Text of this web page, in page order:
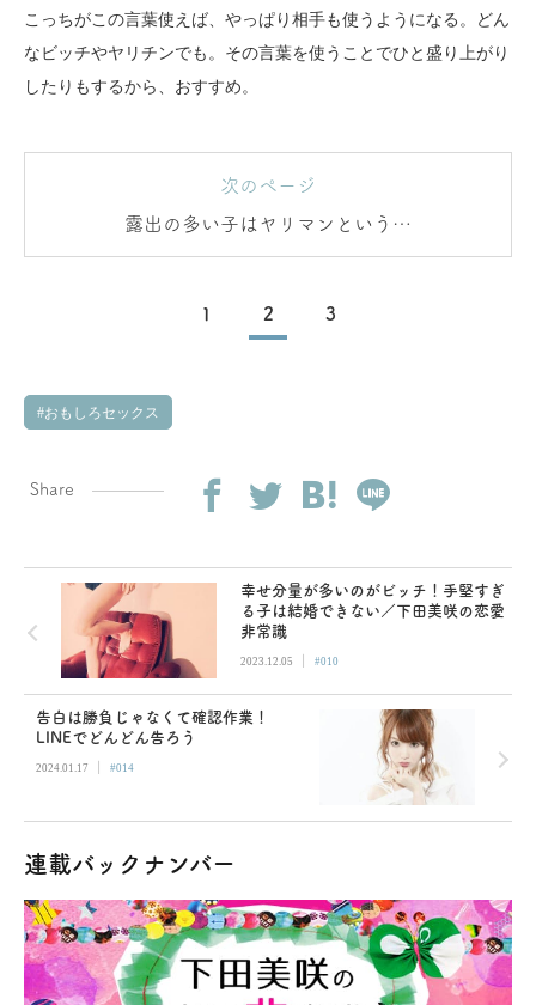
こっちがこの言葉使えば、やっぱり相手も使うようになる。どん
なビッチやヤリチンでも。その言葉を使うことでひと盛り上がり
したりもするから、おすすめ。
次のページ
露出の多い子はヤリマンというよ
りヤラレマン
1 2 3
おもしろセックス
Share
幸せ分量が多いのがビッチ！手堅すぎ
る子は結婚できない／下田美咲の恋愛
非常識
2023.12.05 | #010
告白は勝負じゃなくて確認作業！
LINEでどんどん告ろう
2024.01.17 | #014
連載バックナンバー